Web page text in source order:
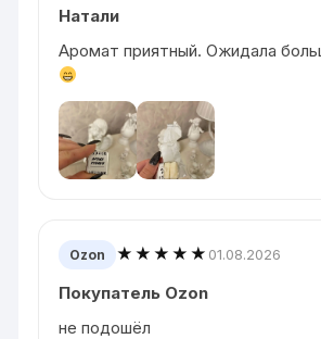
Натали
Аромат приятный. Ожидала
Ozon ★★★★★ 01.08.2026
Покупатель Ozon
не подошёл